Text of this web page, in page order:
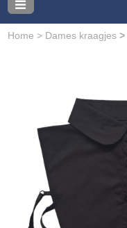
Home > Dames kraagjes >